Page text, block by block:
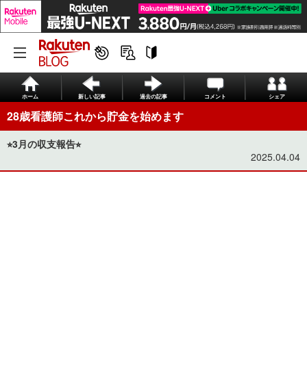
ホーム 新しい記事 過去の記事 コメント シェア
28歳看護師これから貯金を始めます
⭐︎3月の収支報告⭐︎
2025.04.04